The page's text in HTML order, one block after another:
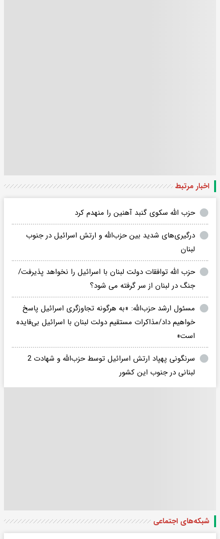
اخبار مرتبط
حزب الله سکوی گنبد آهنین را منهدم کرد
درگیری‌های شدید بین حزب‌الله و ارتش اسرائیل در جنوب
لبنان
حزب الله توافقات دولت لبنان با اسرائیل را نخواهد پذیرفت/
جنگ در لبنان از سر گرفته می شود؟
مسئول ارشد حزب‌الله: «به هرگونه تجاوزگری اسرائیل پاسخ
خواهیم داد/مذاکرات مستقیم دولت لبنان با اسرائیل بی‌فایده
است»
سرنگونی پهپاد ارتش اسرائیل توسط حزب‌الله و شهادت 2
لبنانی در جنوب این کشور
شبکه‌های اجتماعی